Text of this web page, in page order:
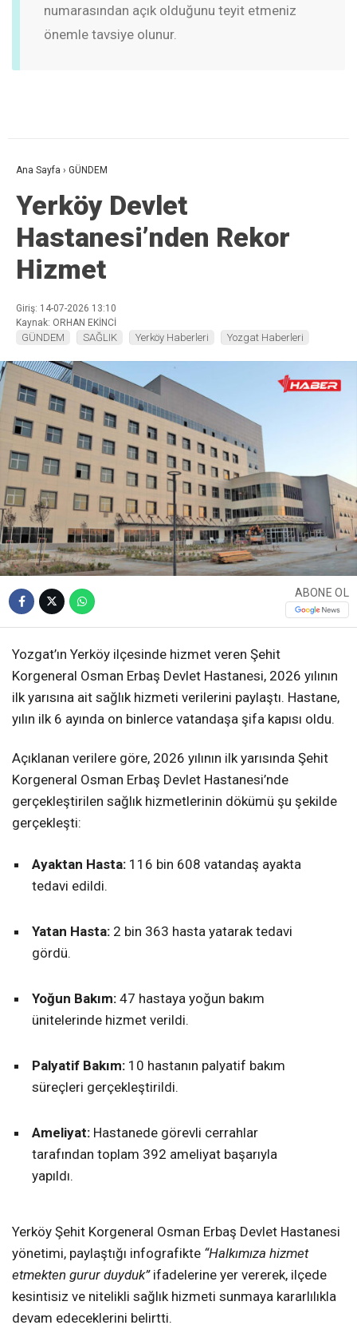
numarasından açık olduğunu teyit etmeniz
önemle tavsiye olunur.
Ana Sayfa › GÜNDEM
Yerköy Devlet
Hastanesi’nden Rekor
Hizmet
Giriş: 14-07-2026 13:10
Kaynak: ORHAN EKİNCİ
GÜNDEM SAĞLIK Yerköy Haberleri Yozgat Haberleri
ABONE OL
Yozgat’ın Yerköy ilçesinde hizmet veren Şehit
Korgeneral Osman Erbaş Devlet Hastanesi, 2026 yılının
ilk yarısına ait sağlık hizmeti verilerini paylaştı. Hastane,
yılın ilk 6 ayında on binlerce vatandaşa şifa kapısı oldu.
Açıklanan verilere göre, 2026 yılının ilk yarısında Şehit
Korgeneral Osman Erbaş Devlet Hastanesi’nde
gerçekleştirilen sağlık hizmetlerinin dökümü şu şekilde
gerçekleşti:
Ayaktan Hasta: 116 bin 608 vatandaş ayakta
tedavi edildi.
Yatan Hasta: 2 bin 363 hasta yatarak tedavi
gördü.
Yoğun Bakım: 47 hastaya yoğun bakım
ünitelerinde hizmet verildi.
Palyatif Bakım: 10 hastanın palyatif bakım
süreçleri gerçekleştirildi.
Ameliyat: Hastanede görevli cerrahlar
tarafından toplam 392 ameliyat başarıyla
yapıldı.
Yerköy Şehit Korgeneral Osman Erbaş Devlet Hastanesi
yönetimi, paylaştığı infografikte “Halkımıza hizmet
etmekten gurur duyduk”ifadelerine yer vererek, ilçede
kesintisiz ve nitelikli sağlık hizmeti sunmaya kararlılıkla
devam edeceklerini belirtti.